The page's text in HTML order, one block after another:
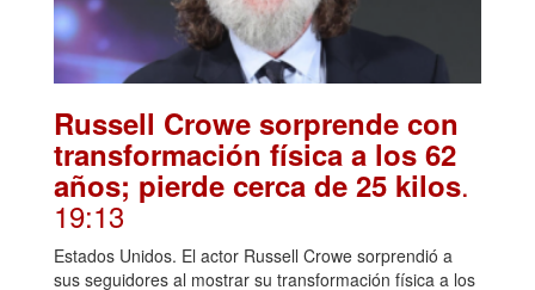
Russell Crowe sorprende con
transformación física a los 62
años; pierde cerca de 25 kilos.
19:13
Estados Unidos. El actor Russell Crowe sorprendió a
sus seguidores al mostrar su transformación física a los